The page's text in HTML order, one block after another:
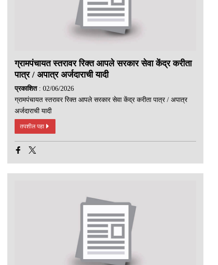
ग्रामपंचायत स्तरावर रिक्त आपले सरकार सेवा केंद्र करीता
पात्र / अपात्र अर्जदाराची यादी
प्रकाशित : 02/06/2026
ग्रामपंचायत स्तरावर रिक्त आपले सरकार सेवा केंद्र करीता पात्र / अपात्र
अर्जदाराची यादी
तपशील पहा